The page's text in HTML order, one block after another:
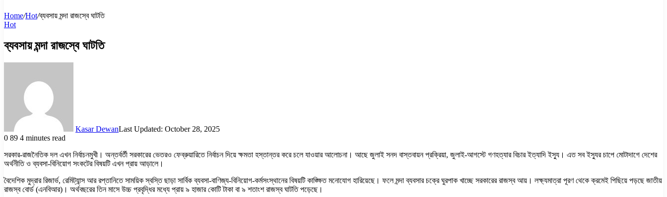
Home/Hot/ব্যবসায় মন্দা রাজস্বে ঘাটতি
Hot
ব্যবসায় মন্দা রাজস্বে ঘাটতি
Kasar DewanLast Updated: October 28, 2025
0 89 4 minutes read
সরকার-রাজনৈতিক দল এখন নির্বাচনমুখী। অন্তর্বর্তী সরকারের ভেতরও ফেব্রুয়ারিতে নির্বাচন দিয়ে ক্ষমতা হস্তান্তর করে চলে যাওয়ার আলোচনা। আছে জুলাই সনদ বাস্তবায়ন প্রক্রিয়া, জুলাই-আগস্টে গণহত্যার বিচার ইত্যাদি ইস্যু। এত সব ইস্যুর চাপে মোটাদাগে দেশের
অর্থনীতি ও ব্যবসা-বিনিয়োগ সংকটের বিষয়টি এখন প্রায় আড়ালে।
বৈদেশিক মুদ্রার রিজার্ভ, রেমিট্যান্স আর রপ্তানিতে সাময়িক স্বস্তি ছাড়া সার্বিক ব্যবসা-বাণিজ্য-বিনিয়োগ-কর্মসংস্থানের বিষয়টি কাঙ্ক্ষিত মনোযোগ হারিয়েছে। ফলে মন্দা ব্যবসার চক্রে ঘুরপাক খাচ্ছে সরকারের রাজস্ব আয়। লক্ষ্যমাত্রা পূরণ থেকে ক্রমেই পিছিয়ে পড়ছে জাতীয়
রাজস্ব বোর্ড (এনবিআর)। অর্থবছরের তিন মাসে উচ্চ প্রবৃদ্ধির মধ্যে প্রায় ৯ হাজার কোটি টাকা বা ৯ শতাংশ রাজস্ব ঘাটতি পড়েছে।